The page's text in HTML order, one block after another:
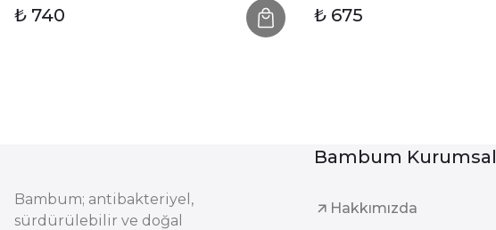
₺ 740 ₺ 675
Bambum; antibakteriyel,
sürdürülebilir ve doğal
Bambum Kurumsal
Hakkımızda